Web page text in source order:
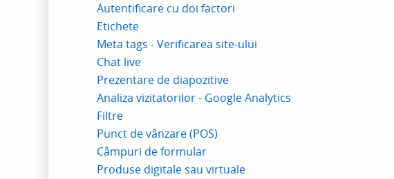
Autentificare cu doi factori
Etichete
Meta tags - Verificarea site-ului
Chat live
Prezentare de diapozitive
Analiza vizitatorilor - Google Analytics
Filtre
Punct de vânzare (POS)
Câmpuri de formular
Produse digitale sau virtuale